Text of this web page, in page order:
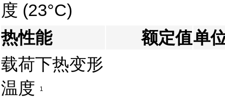
度 (23°C)
热性能 额定值单
载荷下热变形
温度
1